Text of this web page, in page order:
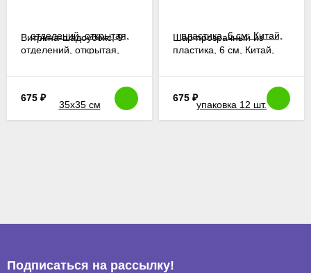
Витрина-шадоубокс, 9
отделений, открытая,
675 ₽
Шар прозрачный из
пластика, 6 см, Китай,
675 ₽
Подписаться на рассылкy!